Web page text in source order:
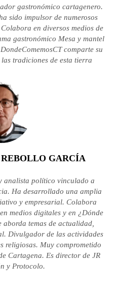
gastronómico cartagenero.
sido impulsor de numerosos
en diversos medios de
gastronómico Mesa y mantel
comparte su
tradiciones de esta tierra
GARCÍA
analista político vinculado a
Ha desarrollado una amplia
y empresarial. Colabora
medios digitales y en ¿Dónde
aborda temas de actualidad,
Divulgador de las actividades
religiosas. Muy comprometido
Cartagena. Es director de JR
y Protocolo.